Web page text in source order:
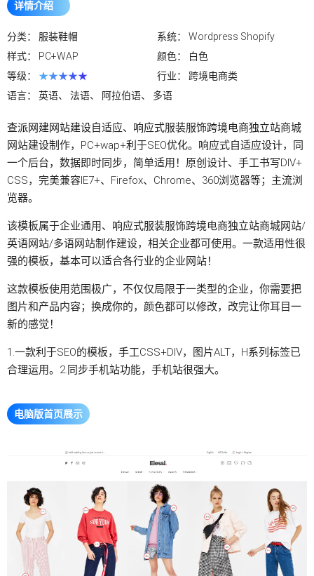
详情介绍
分类： 服装鞋帽 系统： Wordpress Shopify
样式：
PC+WAP 颜色：
白色
等级： ★★★★★ 行业： 跨境电商类
语言： 英语、 法语、 阿拉伯语、 多语
查派网建网站建设自适应、响应式服装服饰跨境电商独立站商城
网站建设制作，PC+wap+利于SEO优化。响应式自适应设计，同
一个后台，数据即时同步，简单适用！原创设计、手工书写DIV+
CSS，完美兼容IE7+、Firefox、Chrome、360浏览器等；主流浏
览器。
该模板属于企业通用、响应式服装服饰跨境电商独立站商城网站/
英语网站/多语网站制作建设，相关企业都可使用。一款适用性很
强的模板，基本可以适合各行业的企业网站！
这款模板使用范围极广，不仅仅局限于一类型的企业，你需要把
图片和产品内容；换成你的，颜色都可以修改，改完让你耳目一
新的感觉！
1.一款利于SEO的模板，手工CSS+DIV，图片ALT，H系列标签已
合理运用。2.同步手机站功能，手机站很强大。
电脑版首页展示